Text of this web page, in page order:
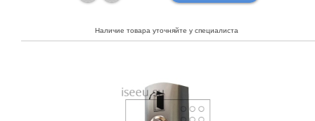
Наличие товара уточняйте у специалиста